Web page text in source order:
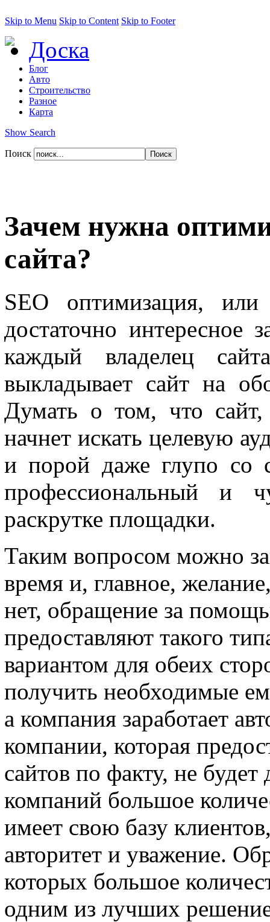
Skip to Menu Skip to Content Skip to Footer
Доска
Блог
Авто
Строительство
Разное
Карта
Show Search
Поиск
Зачем нужна
сайта?
SEO оптимизация, или
достаточно интересное
каждый владелец
выкладывает сайт на
Думать о том, что
начнет искать целевую
и порой даже глупо со
профессиональный и
раскрутке площадки.
Таким вопросом можно
время и, главное,
нет, обращение за
предоставляют такого
вариантом для обеих
получить необходимые
а компания заработает
компании, которая
сайтов по факту, не будет
компаний большое
имеет свою базу
авторитет и уважение.
которых большое
одним из лучших